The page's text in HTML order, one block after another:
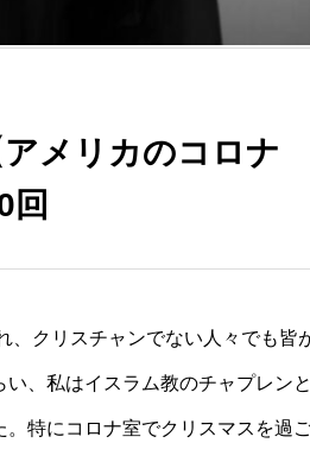
メリカのコロナ
回
、クリスチャンでない人々でも皆
、私はイスラム教のチャプレン
特にコロナ室でクリスマスを過